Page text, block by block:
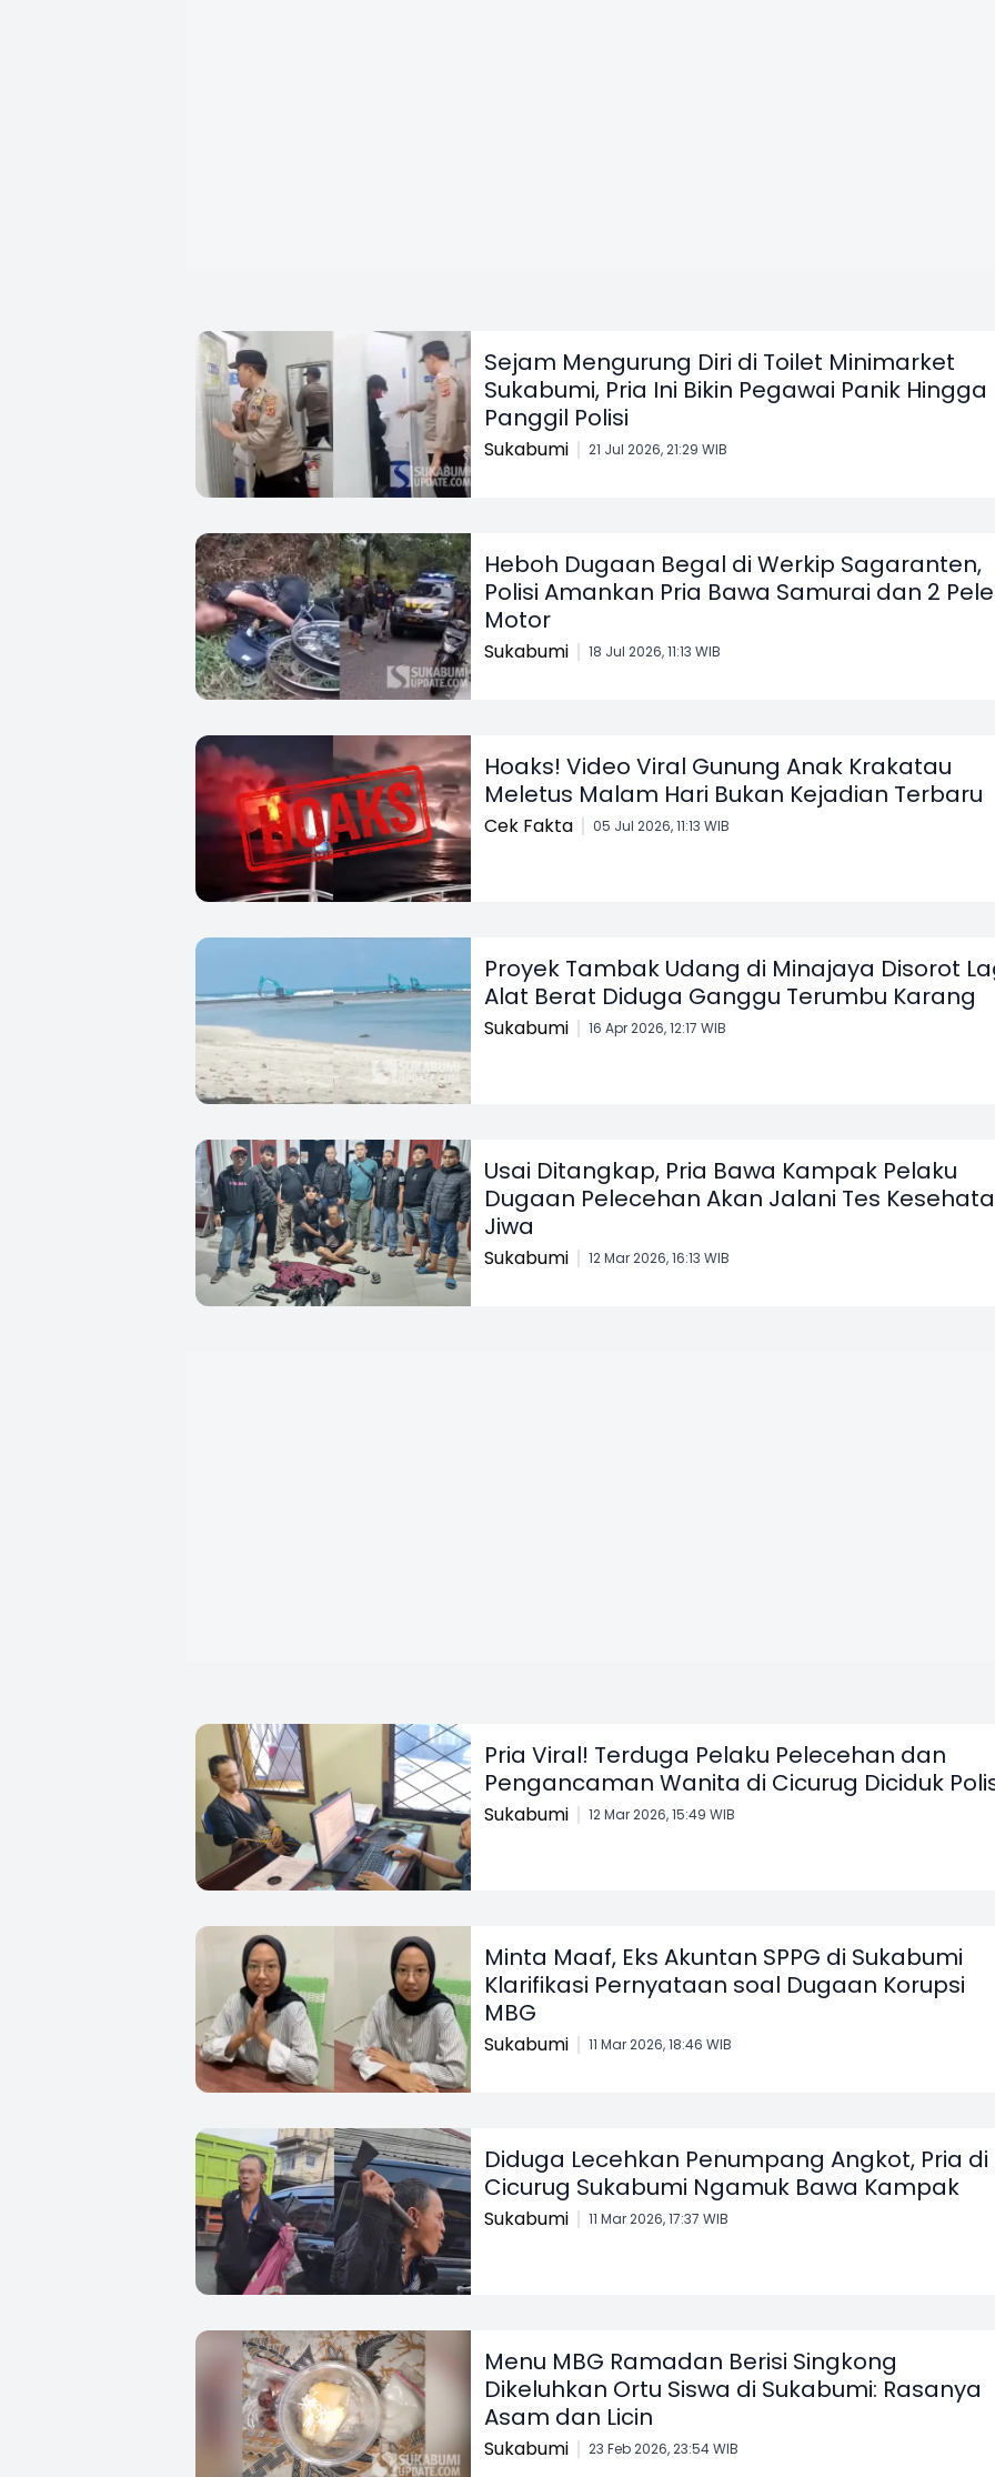
Sejam Mengurung Diri di Toilet Minimarket
Sukabumi, Pria Ini Bikin Pegawai Panik Hingga
Panggil Polisi
Sukabumi 21 Jul 2026, 21:29 WIB
Heboh Dugaan Begal di Werkip Sagaranten,
Polisi Amankan Pria Bawa Samurai dan 2
Motor
Sukabumi 18 Jul 2026, 11:13 WIB
Hoaks! Video Viral Gunung Anak Krakatau
Meletus Malam Hari Bukan Kejadian Terbaru
Cek Fakta 05 Jul 2026, 11:13 WIB
Proyek Tambak Udang di Minajaya Disorot
Alat Berat Diduga Ganggu Terumbu Karang
Sukabumi 16 Apr 2026, 12:17 WIB
Usai Ditangkap, Pria Bawa Kampak Pelaku
Dugaan Pelecehan Akan Jalani Tes
Jiwa
Sukabumi 12 Mar 2026, 16:13 WIB
Pria Viral! Terduga Pelaku Pelecehan dan
Pengancaman Wanita di Cicurug Diciduk
Sukabumi 12 Mar 2026, 15:49 WIB
Minta Maaf, Eks Akuntan SPPG di Sukabumi
Klarifikasi Pernyataan soal Dugaan Korupsi
MBG
Sukabumi 11 Mar 2026, 18:46 WIB
Diduga Lecehkan Penumpang Angkot, Pria di
Cicurug Sukabumi Ngamuk Bawa Kampak
Sukabumi 11 Mar 2026, 17:37 WIB
Menu MBG Ramadan Berisi Singkong
Dikeluhkan Ortu Siswa di Sukabumi: Rasanya
Asam dan Licin
Sukabumi 23 Feb 2026, 23:54 WIB